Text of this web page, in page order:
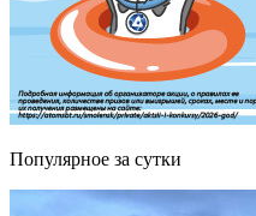
Популярное за сутки